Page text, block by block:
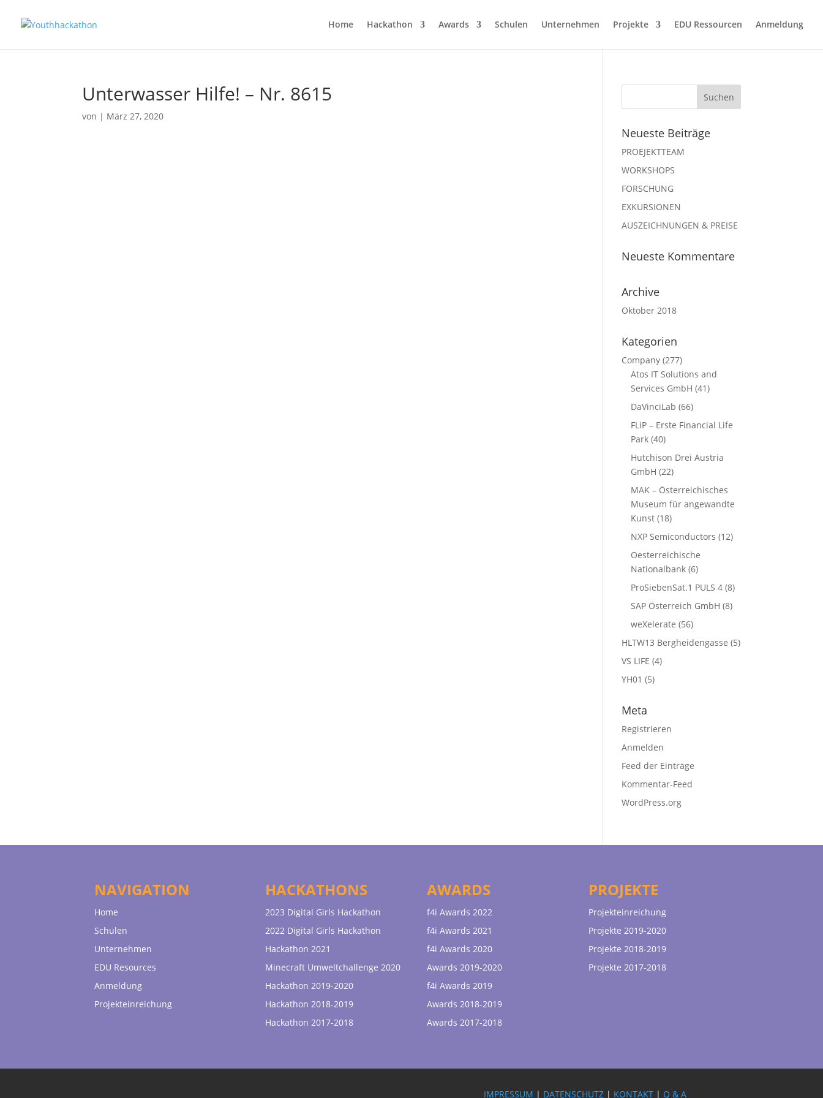
Home Hackathon Awards Schulen Unternehmen Projekte EDU Ressourcen Anmeldung
Unterwasser Hilfe! – Nr. 8615
von | März 27, 2020
Neueste Beiträge
PROEJEKTTEAM
WORKSHOPS
FORSCHUNG
EXKURSIONEN
AUSZEICHNUNGEN & PREISE
Neueste Kommentare
Archive
Oktober 2018
Kategorien
Company (277)
Atos IT Solutions and
Services GmbH (41)
DaVinciLab (66)
FLiP – Erste Financial Life
Park (40)
Hutchison Drei Austria
GmbH (22)
MAK – Österreichisches
Museum für angewandte
Kunst (18)
NXP Semiconductors (12)
Oesterreichische
Nationalbank (6)
ProSiebenSat.1 PULS 4 (8)
SAP Österreich GmbH (8)
weXelerate (56)
HLTW13 Bergheidengasse (5)
VS LIFE (4)
YH01 (5)
Meta
Registrieren
Anmelden
Feed der Einträge
Kommentar-Feed
WordPress.org
NAVIGATION
Home
Schulen
Unternehmen
EDU Resources
Anmeldung
Projekteinreichung
HACKATHONS
2023 Digital Girls Hackathon
2022 Digital Girls Hackathon
Hackathon 2021
Minecraft Umweltchallenge 2020
Hackathon 2019-2020
Hackathon 2018-2019
Hackathon 2017-2018
AWARDS
f4i Awards 2022
f4i Awards 2021
f4i Awards 2020
Awards 2019-2020
f4i Awards 2019
Awards 2018-2019
Awards 2017-2018
PROJEKTE
Projekteinreichung
Projekte 2019-2020
Projekte 2018-2019
Projekte 2017-2018
IMPRESSUM | DATENSCHUTZ | KONTAKT | Q & A